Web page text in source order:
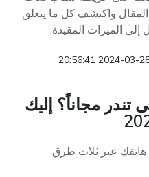
المقال واكتشف كل ما يتعلق
الميزات المقيدة.
2024-03-28
تندر مجاناً؟ إليك
هاتفك عبر ثلاث طرق